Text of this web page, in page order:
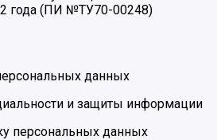
года (ПИ №ТУ70-00248)
данных
и защиты информации
персональных данных